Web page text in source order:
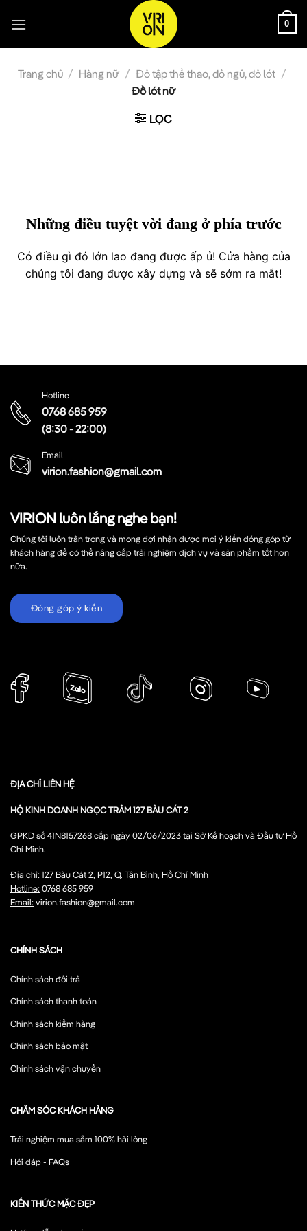
qua
0
Trang chủ / Hàng nữ / Đồ tập thể thao, đồ ngủ, đồ lót /
Đồ lót nữ
LỌC
Những điều tuyệt vời đang ở phía trước
Có điều gì đó lớn lao đang được ấp ủ! Cửa hàng của
chúng tôi đang được xây dựng và sẽ sớm ra mắt!
VIRION luôn lắng nghe bạn!
Chúng tôi luôn trân trọng và mong đợi nhận được mọi ý kiến đóng góp từ
khách hàng để có thể nâng cấp trải nghiệm dịch vụ và sản phẩm tốt hơn
nữa.
Đóng góp ý kiến
Hotline
0768 685 959
(8:30 - 22:00)
Email
virion.fashion@gmail.com
ĐỊA CHỈ LIÊN HỆ
HỘ KINH DOANH NGỌC TRÂM 127 BÀU CÁT 2
GPKD số 41N8157268 cấp ngày 02/06/2023 tại Sở Kế hoạch và Đầu tư Hồ
Chí Minh.
Địa chỉ:127 Bàu Cát 2, P12, Q. Tân Bình, Hồ Chí Minh
Hotline:0768 685 959
Email:virion.fashion@gmail.com
CHÍNH SÁCH
Chính sách đổi trả
Chính sách thanh toán
Chính sách kiểm hàng
Chính sách bảo mật
Chính sách vận chuyển
CHĂM SÓC KHÁCH HÀNG
Trải nghiệm mua sắm 100% hài lòng
Hỏi đáp - FAQs
KIẾN THỨC MẶC ĐẸP